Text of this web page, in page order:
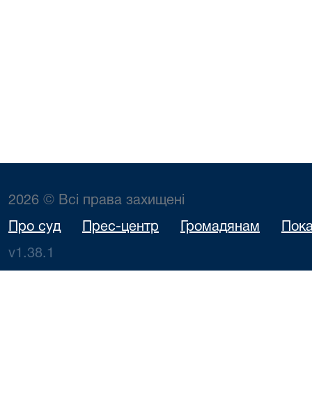
2026 © Всі права захищені
Про суд Прес-центр Громадянам
v1.38.1